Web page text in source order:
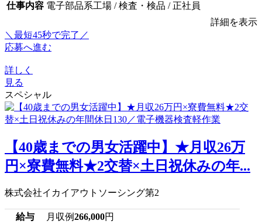
仕事内容 電子部品系工場 / 検査・検品 / 正社員
詳細を表示
＼最短45秒で完了／
応募へ進む
詳しく
見る
スペシャル
【40歳までの男女活躍中】★月収26万
円×寮費無料★2交替×土日祝休みの年...
株式会社イカイアウトソーシング第2
給与 月収例266,000円